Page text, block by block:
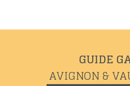
GUIDE
AVIGNON &